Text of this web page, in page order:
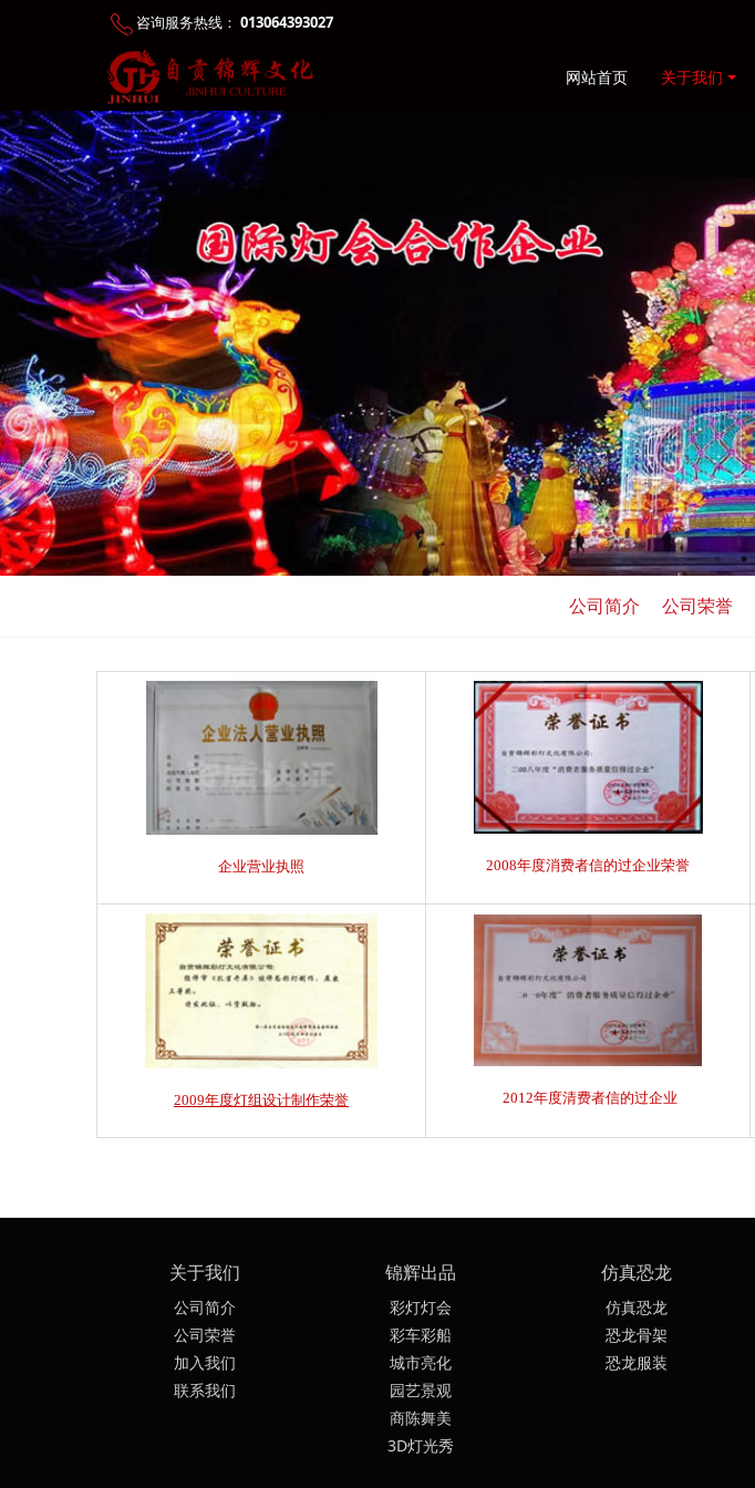
咨询服务热线： 013064393027
网站首页 关于我们
公司简介 公司荣誉
企业营业执照 2008年度消费者信的过企业荣誉
2009年度灯组设计制作荣誉 2012年度清费者信的过企业
关于我们
公司简介
公司荣誉
加入我们
联系我们
锦辉出品
彩灯灯会
彩车彩船
城市亮化
园艺景观
商陈舞美
3D灯光秀
仿真恐龙
仿真恐龙
恐龙骨架
恐龙服装